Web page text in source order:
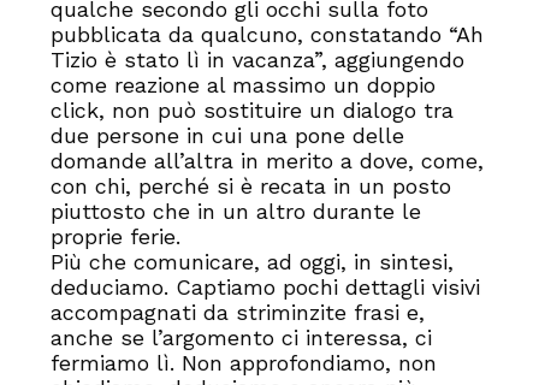
qualche secondo gli occhi sulla foto
pubblicata da qualcuno, constatando “Ah
Tizio è stato lì in vacanza”, aggiungendo
come reazione al massimo un doppio
click, non può sostituire un dialogo tra
due persone in cui una pone delle
domande all’altra in merito a dove, come,
con chi, perché si è recata in un posto
piuttosto che in un altro durante le
proprie ferie.
Più che comunicare, ad oggi, in sintesi,
deduciamo. Captiamo pochi dettagli visivi
accompagnati da striminzite frasi e,
anche se l’argomento ci interessa, ci
fermiamo lì. Non approfondiamo, non